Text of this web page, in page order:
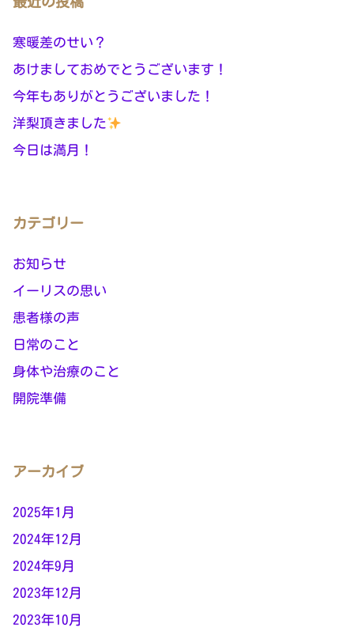
寒暖差のせい？
あけましておめでとうございます！
今年もありがとうございました！
洋梨頂きました
今日は満月！
カテゴリー
お知らせ
イーリスの思い
患者様の声
日常のこと
身体や治療のこと
開院準備
アーカイブ
2025年1月
2024年12月
2024年9月
2023年12月
2023年10月